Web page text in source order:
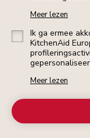
Meer lezen
Ik ga ermee
KitchenAid
Meer lezen